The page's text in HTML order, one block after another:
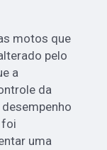
motos que
pelo
a
da
foi
uma